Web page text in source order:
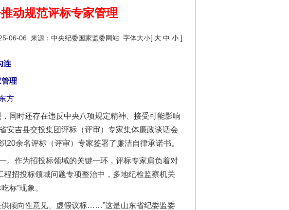
动规范评标专家管理
06-06 来源： 中央纪委国家监委网站 字体大小[ 大 中 小 ]
连
理
方
时还存在违反中央八项规定精神、接受可能影响
吉县交投集团评标（评审）专家集体廉政谈话会
余名评标（评审）专家签署了廉洁自律承诺书。
作为招投标领域的关键一环，评标专家肩负着对
招投标领域问题专项整治中，多地纪检监察机关
标”现象。
倾向性意见、虚假议标……”这是山东省纪委监委